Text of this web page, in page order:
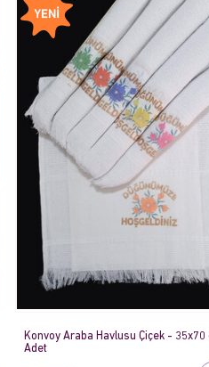
Konvoy Araba Havlusu Çiçek - 35x70
Adet